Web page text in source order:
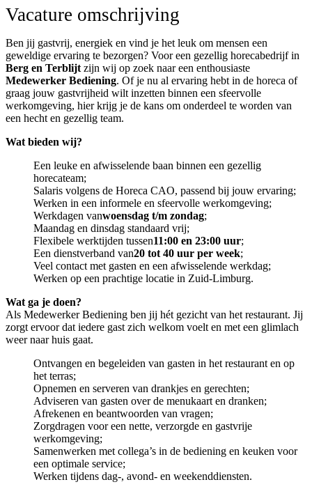
Vacature omschrijving
Ben jij gastvrij, energiek en vind je het leuk om mensen een
geweldige ervaring te bezorgen? Voor een gezellig horecabedrijf in
Berg en Terblijt zijn wij op zoek naar een enthousiaste
Medewerker Bediening. Of je nu al ervaring hebt in de horeca of
graag jouw gastvrijheid wilt inzetten binnen een sfeervolle
werkomgeving, hier krijg je de kans om onderdeel te worden van
een hecht en gezellig team.
Wat bieden wij?
Een leuke en afwisselende baan binnen een gezellig
horecateam;
Salaris volgens de Horeca CAO, passend bij jouw ervaring;
Werken in een informele en sfeervolle werkomgeving;
Werkdagen vanwoensdag t/m zondag;
Maandag en dinsdag standaard vrij;
Flexibele werktijden tussen11:00 en 23:00 uur;
Een dienstverband van20 tot 40 uur per week;
Veel contact met gasten en een afwisselende werkdag;
Werken op een prachtige locatie in Zuid-Limburg.
Wat ga je doen?
Als Medewerker Bediening ben jij hét gezicht van het restaurant. Jij
zorgt ervoor dat iedere gast zich welkom voelt en met een glimlach
weer naar huis gaat.
Ontvangen en begeleiden van gasten in het restaurant en op
het terras;
Opnemen en serveren van drankjes en gerechten;
Adviseren van gasten over de menukaart en dranken;
Afrekenen en beantwoorden van vragen;
Zorgdragen voor een nette, verzorgde en gastvrije
werkomgeving;
Samenwerken met collega’s in de bediening en keuken voor
een optimale service;
Werken tijdens dag-, avond- en weekenddiensten.